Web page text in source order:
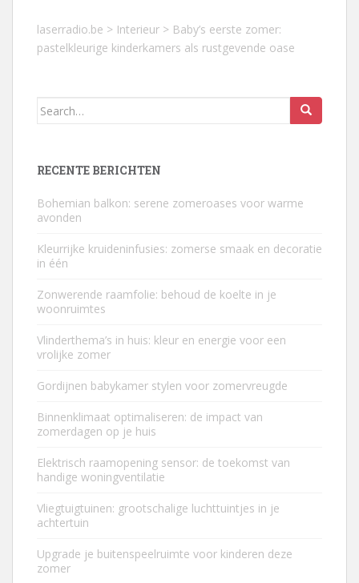
laserradio.be > Interieur > Baby’s eerste zomer:
pastelkleurige kinderkamers als rustgevende oase
Search
RECENTE BERICHTEN
Bohemian balkon: serene zomeroases voor warme
avonden
Kleurrijke kruideninfusies: zomerse smaak en decoratie
in één
Zonwerende raamfolie: behoud de koelte in je
woonruimtes
Vlinderthema’s in huis: kleur en energie voor een
vrolijke zomer
Gordijnen babykamer stylen voor zomervreugde
Binnenklimaat optimaliseren: de impact van
zomerdagen op je huis
Elektrisch raamopening sensor: de toekomst van
handige woningventilatie
Vliegtuigtuinen: grootschalige luchttuintjes in je
achtertuin
Upgrade je buitenspeelruimte voor kinderen deze
zomer